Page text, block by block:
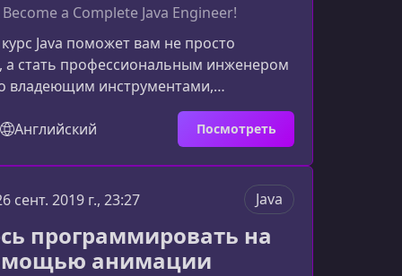
a Complete Java Engineer!
Java поможет вам не просто
а стать профессиональным инженером
владеющим инструментами,
подходами и лучшими практиками
этот курс Java — один из лучших
ростаКурс создан на основе
разработки в Силиконовой долине и
изучение Java с
архитектурой и практикой
Java EE
Английский Посмотреть
сент. 2019 г., 23:27 Java
программировать на
анимации